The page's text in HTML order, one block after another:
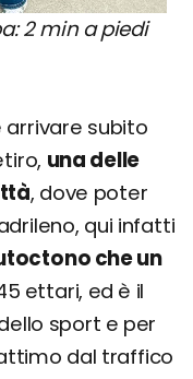
2 min a piedi
arrivare subito
una delle
, dove poter
qui infatti
che un
ettari, ed è il
sport e per
dal traffico